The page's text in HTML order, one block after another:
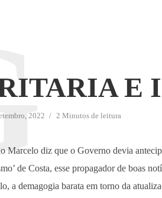
E
2022 2 Minutos de leitura
Marcelo diz que o Governo devia
de Costa, esse propagador de boas
a demagogia barata em torno da